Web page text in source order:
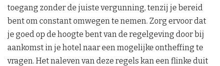
toegang zonder de juiste vergunning, tenzij je bereid
bent om constant omwegen te nemen. Zorg ervoor dat
je goed op de hoogte bent van de regelgeving door bij
aankomst in je hotel naar een mogelijke ontheffing te
vragen. Het naleven van deze regels kan een flinke duit